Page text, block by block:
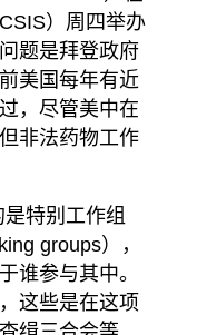
）周四举办
题是拜登政府
美国每年有近
，尽管美中在
非法药物工作
特别工作组
groups），
谁参与其中。
这些是在这项